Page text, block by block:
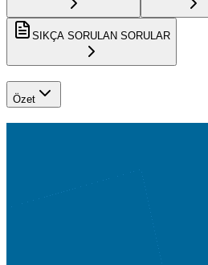
SIKÇA SORULAN SORULAR
Özet